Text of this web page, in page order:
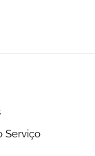
Serviço